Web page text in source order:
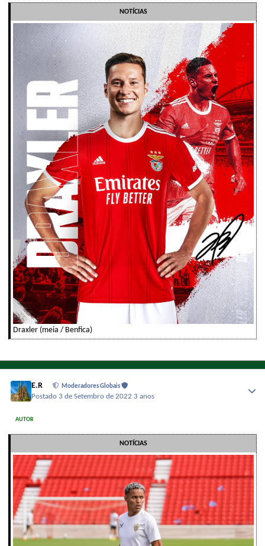
NOTÍCIAS
Draxler (meia / Benfica)
E.R Moderadores Globais
Postado 3 de Setembro de 2022 3 anos
AUTOR
NOTÍCIAS